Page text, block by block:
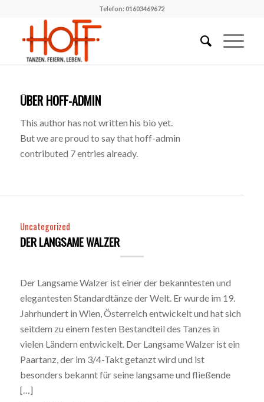
Telefon: 01603469672
ÜBERHOFF-ADMIN
This author has not written his bio yet.
But we are proud to say thathoff-admin
contributed 7 entries already.
Uncategorized
DER LANGSAME WALZER
Der Langsame Walzer ist einer der bekanntesten und
elegantesten Standardtänze der Welt. Er wurde im 19.
Jahrhundert in Wien, Österreich entwickelt und hat sich
seitdem zu einem festen Bestandteil des Tanzes in
vielen Ländern entwickelt. Der Langsame Walzer ist ein
Paartanz, der im 3/4-Takt getanzt wird und ist
besonders bekannt für seine langsame und fließende
[…]